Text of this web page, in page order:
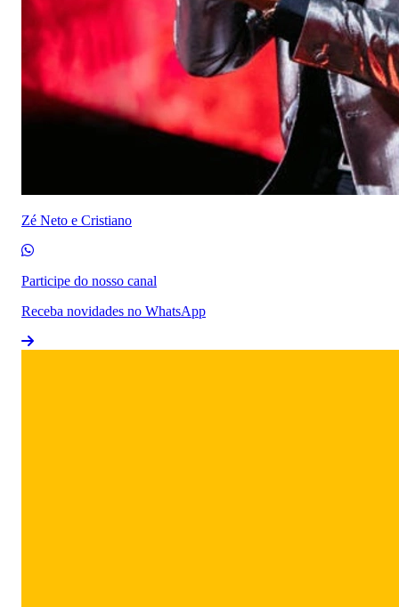
Zé Neto e Cristiano
Participe do nosso canal
Receba novidades no WhatsApp